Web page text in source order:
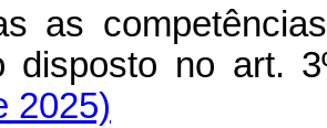
as
disposto no art.
2025)